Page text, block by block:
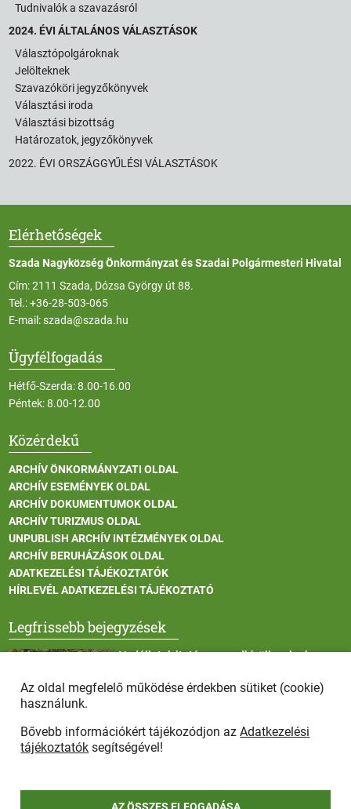
Tudnivalók a szavazásról
2024. ÉVI ÁLTALÁNOS VÁLASZTÁSOK
Választópolgároknak
Jelölteknek
Szavazóköri jegyzőkönyvek
Választási iroda
Választási bizottság
Határozatok, jegyzőkönyvek
2022. ÉVI ORSZÁGGYŰLÉSI VÁLASZTÁSOK
Elérhetőségek
Szada Nagyközség Önkormányzat és Szadai Polgármesteri Hivatal
Cím: 2111 Szada, Dózsa György út 88.
Tel.:+36-28-503-065
E-mail:szada@szada.hu
Ügyfélfogadás
Hétfő-Szerda: 8.00-16.00
Péntek: 8.00-12.00
Közérdekű
ARCHÍV ÖNKORMÁNYZATI OLDAL
ARCHÍV ESEMÉNYEK OLDAL
ARCHÍV DOKUMENTUMOK OLDAL
ARCHÍV TURIZMUS OLDAL
UNPUBLISH ARCHÍV INTÉZMÉNYEK OLDAL
ARCHÍV BERUHÁZÁSOK OLDAL
ADATKEZELÉSI TÁJÉKOZTATÓK
HÍRLEVÉL ADATKEZELÉSI TÁJÉKOZTATÓ
Legfrissebb bejegyzések
Vadállatok itatása a rendkívüli melegben
Afrikai sertéspestis - kérések a lakosság felé
Az oldal megfelelő működése érdekben sütiket (cookie)
használunk.
Bővebb információkért tájékozódjon azAdatkezelési
tájékoztatók segítségével!